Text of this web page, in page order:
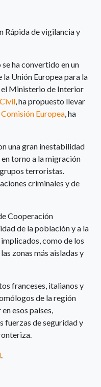
Rápida de vigilancia y
ha convertido en un
Unión Europea para la
el Ministerio de Interior
, ha propuesto llevar
Comisión Europea, ha
una gran inestabilidad
torno a la migración
terroristas.
criminales y de
Cooperación
de la población y a la
como de los
zonas más aisladas y
franceses, italianos y
de la región
esos países,
fuerzas de seguridad y
.